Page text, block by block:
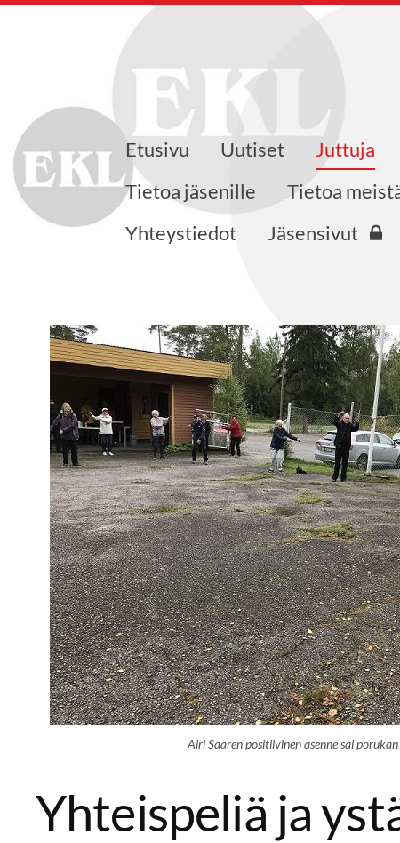
Varsinais-
Etusivu Uutiset Juttuja
Tietoa jäsenille
Tietoa
Yhteystiedot
Jäsensivut
Airi Saaren positiivinen asenne sai
Yhteispeliä ja